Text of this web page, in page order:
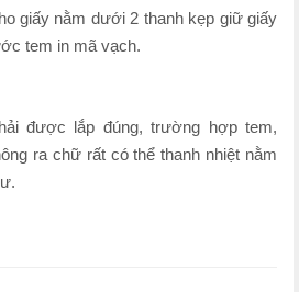
giấy nằm dưới 2 thanh kẹp giữ giấy
tem in mã vạch.
được lắp đúng, trường hợp tem,
ra chữ rất có thể thanh nhiệt nằm